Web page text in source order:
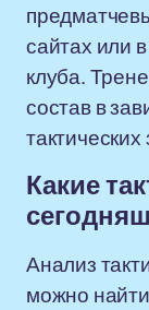
сайтах или
клуба.
состав в
тактических
Какие
Анализ
можно